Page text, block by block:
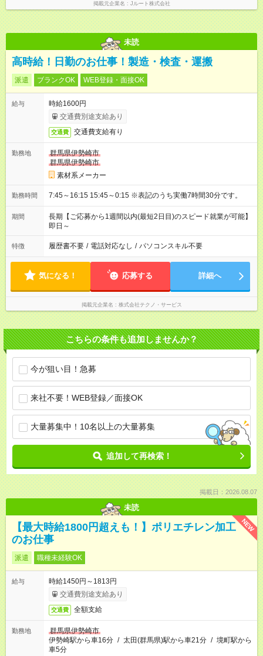
掲載元企業名 Jルート株式会社
未読
高時給！日勤のお仕事！製造・検査・運搬
派遣 ブランクOK WEB登録・面接OK
給与
時給1600円
交通費別途支給あり
交通費 交通費支給有り
勤務地
群馬県伊勢崎市
群馬県伊勢崎市
素材系メーカー
勤務時間 7:45～16:15 15:45～0:15 ※表記のうち実働7時間30分です。
期間
長期【ご応募から1週間以内(最短2日目)のスピード就業が可能】
即日～
特徴 履歴書不要 / 電話対応なし / パソコンスキル不要
気になる！ 応募する 詳細へ
掲載元企業名 株式会社テクノ・サービス
こちらの条件も追加しませんか？
今が狙い目！急募
来社不要！WEB登録／面接OK
大量募集中！10名以上の大量募集
追加して再検索！
掲載日：2026.08.07
未読
NEW
【最大時給1800円超えも！】ポリエチレン加工
のお仕事
派遣 職種未経験OK
給与
時給1450円～1813円
交通費別途支給あり
交通費 全額支給
勤務地
群馬県伊勢崎市
伊勢崎駅から車16分 / 太田(群馬県)駅から車21分 / 境町駅から
車5分